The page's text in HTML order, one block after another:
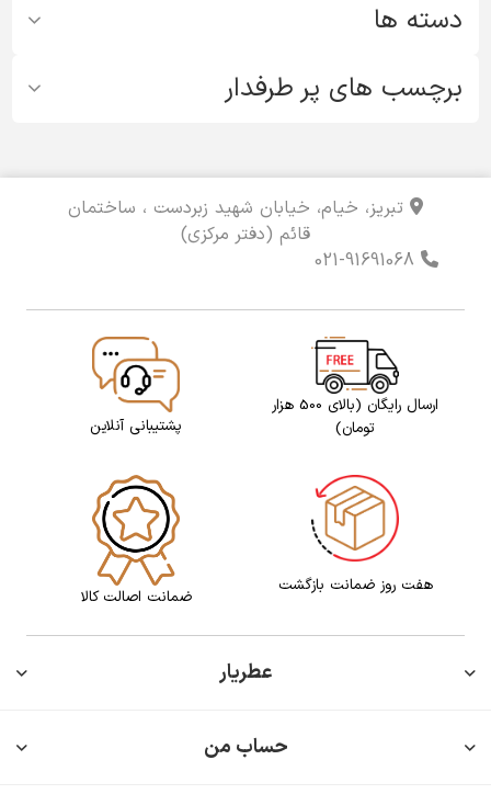
دسته ها
برچسب های پر طرفدار
تبریز، خیام، خیابان شهید زبردست ، ساختمان
قائم (دفتر مرکزی)
ارسال رایگان (بالای 500 هزار
تومان)
پشتیبانی آنلاین
هفت روز ضمانت بازگشت
ضمانت اصالت کالا
عطریار
حساب من